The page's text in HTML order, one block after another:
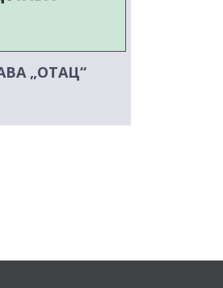
„ОТАЦ“